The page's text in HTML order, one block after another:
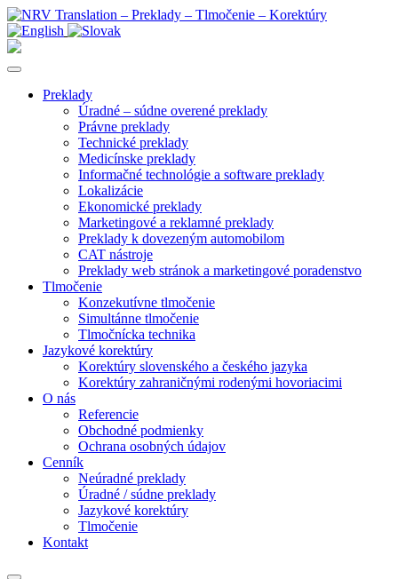
Preklady
Úradné – súdne overené preklady
Právne preklady
Technické preklady
Medicínske preklady
Informačné technológie a software preklady
Lokalizácie
Ekonomické preklady
Marketingové a reklamné preklady
Preklady k dovezeným automobilom
CAT nástroje
Preklady web stránok a marketingové poradenstvo
Tlmočenie
Konzekutívne tlmočenie
Simultánne tlmočenie
Tlmočnícka technika
Jazykové korektúry
Korektúry slovenského a českého jazyka
Korektúry zahraničnými rodenými hovoriacimi
O nás
Referencie
Obchodné podmienky
Ochrana osobných údajov
Cenník
Neúradné preklady
Úradné / súdne preklady
Jazykové korektúry
Tlmočenie
Kontakt